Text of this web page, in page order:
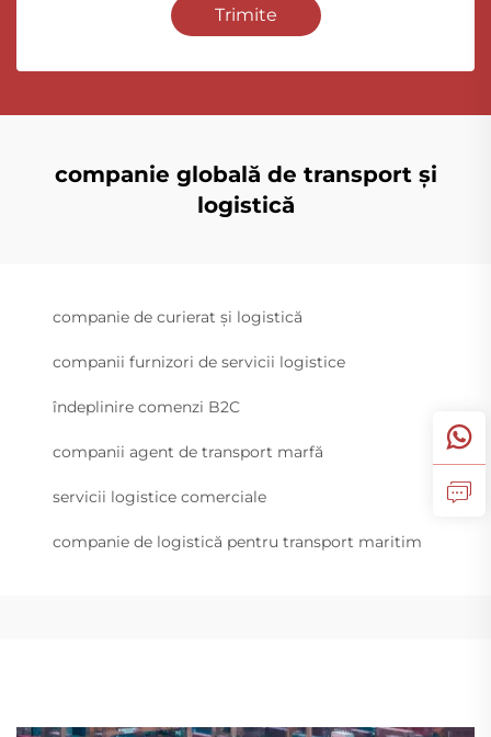
Trimite
companie globală de transport și
logistică
companie de curierat și logistică
companii furnizori de servicii logistice
îndeplinire comenzi B2C
companii agent de transport marfă
servicii logistice comerciale
companie de logistică pentru transport maritim